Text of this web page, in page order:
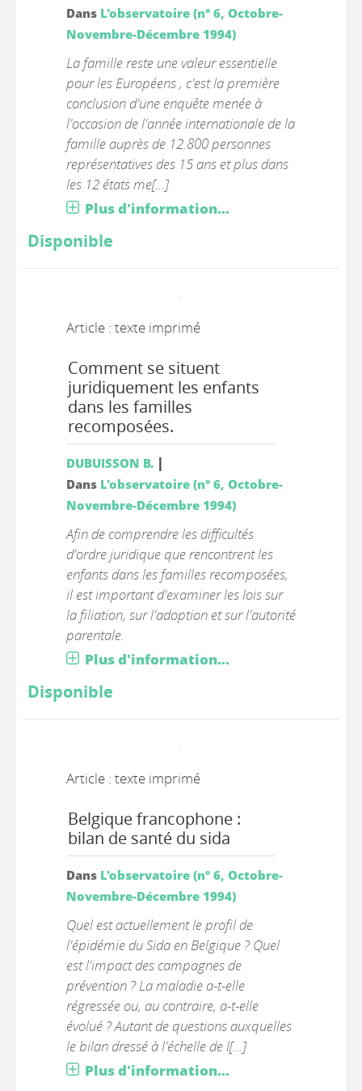
Dans L'observatoire (n° 6, Octobre-
Novembre-Décembre 1994)
La famille reste une valeur essentielle
pour les Européens , c'est la première
conclusion d'une enquête menée à
l'occasion de l'année internationale de la
famille auprès de 12.800 personnes
représentatives des 15 ans et plus dans
les 12 états me[...]
Plus d'information...
Disponible
Article : texte imprimé
Comment se situent
juridiquement les enfants
dans les familles
recomposées.
DUBUISSON B. |
Dans L'observatoire (n° 6, Octobre-
Novembre-Décembre 1994)
Afin de comprendre les difficultés
d'ordre juridique que rencontrent les
enfants dans les familles recomposées,
il est important d'examiner les lois sur
la filiation, sur l'adoption et sur l'autorité
parentale.
Plus d'information...
Disponible
Article : texte imprimé
Belgique francophone :
bilan de santé du sida
Dans L'observatoire (n° 6, Octobre-
Novembre-Décembre 1994)
Quel est actuellement le profil de
l'épidémie du Sida en Belgique ? Quel
est l'impact des campagnes de
prévention ? La maladie a-t-elle
régressée ou, au contraire, a-t-elle
évolué ? Autant de questions auxquelles
le bilan dressé à l'échelle de l[...]
Plus d'information...